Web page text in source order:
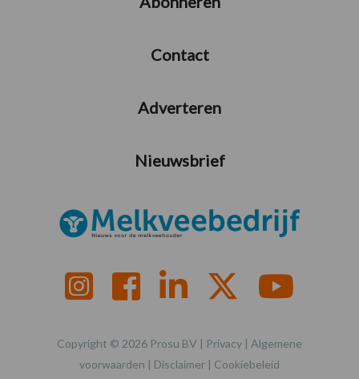
Contact
Adverteren
Nieuwsbrief
Copyright © 2026 Prosu BV | Privacy | Algemene
voorwaarden | Disclaimer | Cookiebeleid